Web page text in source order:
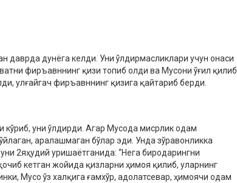
даврда дунёга келди. Уни ўлдирмасликлари учун онаси
фиръавннинг қизи топиб олди ва Мусони ўғил қилиб
улғайгач фиръавннинг қизига қайтариб берди.
кўриб, уни ўлдирди. Агар Мусода мисрлик одам
аралашмаган бўлар эди. Унда зўравонликка
2яҳудий уришаётганида: “Нега биродарингни
кетган жойида қизларни ҳимоя қилиб, уларнинг
Мусо ўз халқига ғамхўр, адолатсевар, ҳимоячи одам